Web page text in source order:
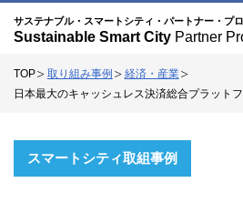
記
こ
に
サステナブル・スマートシティ・パートナー・プ
Sustainable Smart City Partner
TOP 取り組み事例
経済・産業
日本最大のキャッシュレス決済総合プラット
スマートシティ取組事例